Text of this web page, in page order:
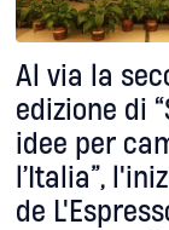
Al via la
edizione di
idee per
l’Italia”,
de